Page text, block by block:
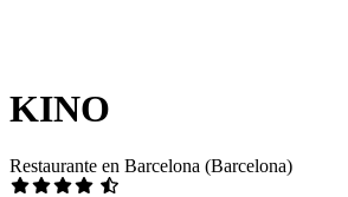
KINO
Restaurante en Barcelona (Barcelona)